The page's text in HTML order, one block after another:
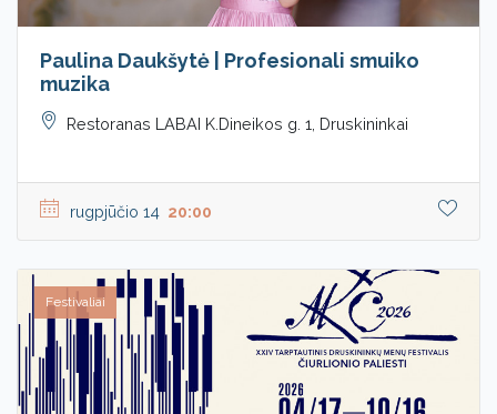
Paulina Daukšytė | Profesionali smuiko
muzika
Restoranas LABAI K.Dineikos g. 1, Druskininkai
rugpjūčio 14 20:00
Festivaliai